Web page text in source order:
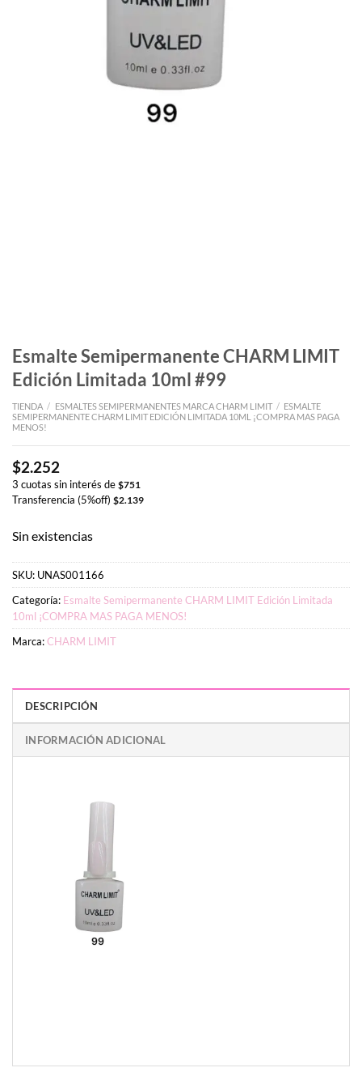
Esmalte Semipermanente CHARM LIMIT
Edición Limitada 10ml #99
TIENDA / ESMALTES SEMIPERMANENTES MARCA CHARM LIMIT / ESMALTE
SEMIPERMANENTE CHARM LIMIT EDICIÓN LIMITADA 10ML ¡COMPRA MAS PAGA
MENOS!
$2.252
3 cuotas sin interés de $751
Transferencia (5%off) $2.139
Sin existencias
SKU: UNAS001166
Categoría: Esmalte Semipermanente CHARM LIMIT Edición Limitada
10ml ¡COMPRA MAS PAGA MENOS!
Marca:CHARM LIMIT
DESCRIPCIÓN
INFORMACIÓN ADICIONAL